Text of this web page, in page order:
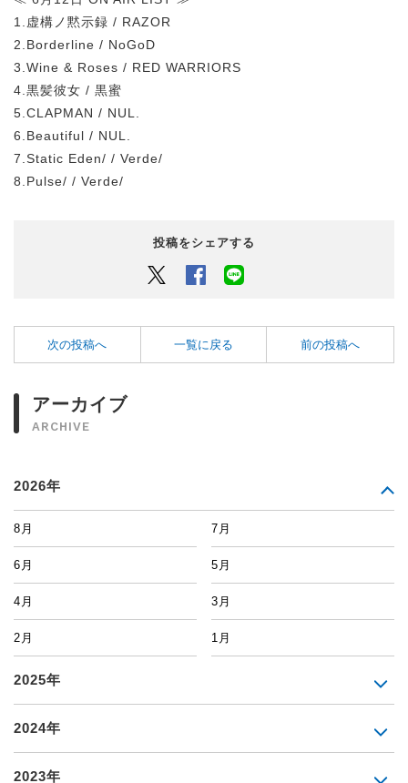
1.虚構ノ黙示録 / RAZOR
2.Borderline / NoGoD
3.Wine & Roses / RED WARRIORS
4.黒髪彼女 / 黒蜜
5.CLAPMAN / NUL.
6.Beautiful / NUL.
7.Static Eden/ / Verde/
8.Pulse/ / Verde/
投稿をシェアする
Twitter Facebook
次の投稿へ 一覧に戻る 前の投稿へ
アーカイブ
ARCHIVE
2026年
8月 7月
6月 5月
4月 3月
2月 1月
2025年
2024年
2023年